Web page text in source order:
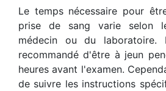
Le temps nécessaire pour
prise de sang varie selon
médecin ou du laboratoire.
recommandé d'être à jeun
heures avant l'examen.
de suivre les instructions